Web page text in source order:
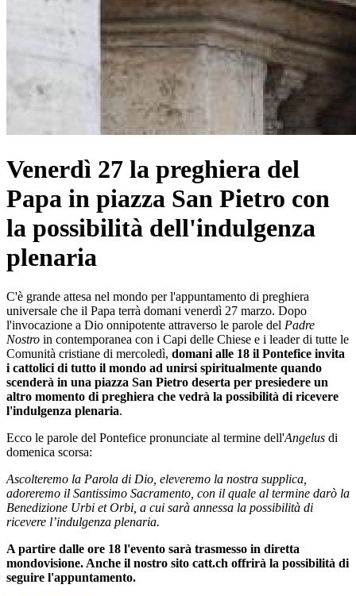
Venerdì 27 la preghiera del
Papa in piazza San Pietro con
la possibilità dell'indulgenza
plenaria
C'è grande attesa nel mondo per l'appuntamento di preghiera
universale che il Papa terrà domani venerdì 27 marzo. Dopo
l'invocazione a Dio onnipotente attraverso le parole del Padre
Nostro in contemporanea con i Capi delle Chiese e i leader di tutte le
Comunità cristiane di mercoledì, domani alle 18 il Pontefice invita
i cattolici di tutto il mondo ad unirsi spiritualmente quando
scenderà in una piazza San Pietro deserta per presiedere un
altro momento di preghiera che vedrà la possibilità di ricevere
l'indulgenza plenaria.
Ecco le parole del Pontefice pronunciate al termine dell'Angelus di
domenica scorsa:
Ascolteremo la Parola di Dio, eleveremo la nostra supplica,
adoreremo il Santissimo Sacramento, con il quale al termine darò la
Benedizione Urbi et Orbi, a cui sarà annessa la possibilità di
ricevere l’indulgenza plenaria.
A partire dalle ore 18 l'evento sarà trasmesso in diretta
mondovisione. Anche il nostro sito catt.ch offrirà la possibilità di
seguire l'appuntamento.